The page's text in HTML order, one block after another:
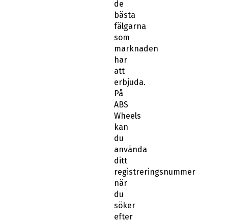
de
bästa
fälgarna
som
marknaden
har
att
erbjuda.
På
ABS
Wheels
kan
du
använda
ditt
registreringsnummer
när
du
söker
efter